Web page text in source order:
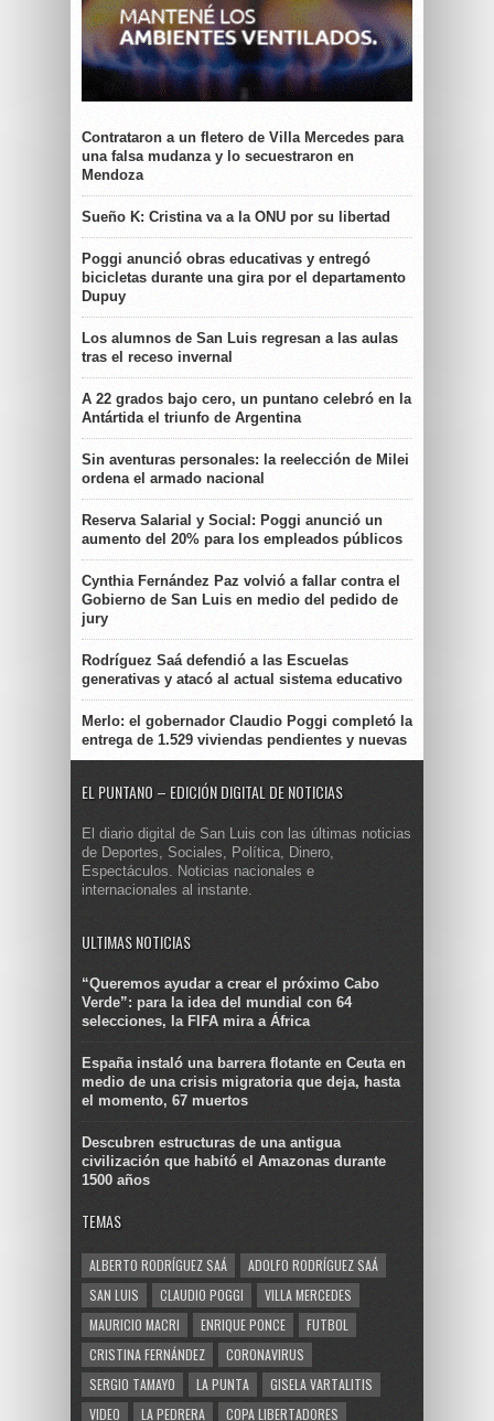
Contrataron a un fletero de Villa Mercedes para
una falsa mudanza y lo secuestraron en
Mendoza
Sueño K: Cristina va a la ONU por su libertad
Poggi anunció obras educativas y entregó
bicicletas durante una gira por el departamento
Dupuy
Los alumnos de San Luis regresan a las aulas
tras el receso invernal
A 22 grados bajo cero, un puntano celebró en la
Antártida el triunfo de Argentina
Sin aventuras personales: la reelección de Milei
ordena el armado nacional
Reserva Salarial y Social: Poggi anunció un
aumento del 20% para los empleados públicos
Cynthia Fernández Paz volvió a fallar contra el
Gobierno de San Luis en medio del pedido de
jury
Rodríguez Saá defendió a las Escuelas
generativas y atacó al actual sistema educativo
Merlo: el gobernador Claudio Poggi completó la
entrega de 1.529 viviendas pendientes y nuevas
EL PUNTANO – EDICIÓN DIGITAL DE NOTICIAS
El diario digital de San Luis con las últimas noticias
de Deportes, Sociales, Política, Dinero,
Espectáculos. Noticias nacionales e
internacionales al instante.
ULTIMAS NOTICIAS
“Queremos ayudar a crear el próximo Cabo
Verde”: para la idea del mundial con 64
selecciones, la FIFA mira a África
España instaló una barrera flotante en Ceuta en
medio de una crisis migratoria que deja, hasta
el momento, 67 muertos
Descubren estructuras de una antigua
civilización que habitó el Amazonas durante
1500 años
TEMAS
ALBERTO RODRÍGUEZ SAÁ
ADOLFO RODRÍGUEZ SAÁ
SAN LUIS
CLAUDIO POGGI
VILLA MERCEDES
MAURICIO MACRI
ENRIQUE PONCE
FUTBOL
CRISTINA FERNÁNDEZ
CORONAVIRUS
SERGIO TAMAYO
LA PUNTA
GISELA VARTALITIS
VIDEO
LA PEDRERA COPA LIBERTADORES